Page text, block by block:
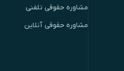
مشاوره حقوقی تلفنی
مشاوره حقوقی آنلاین